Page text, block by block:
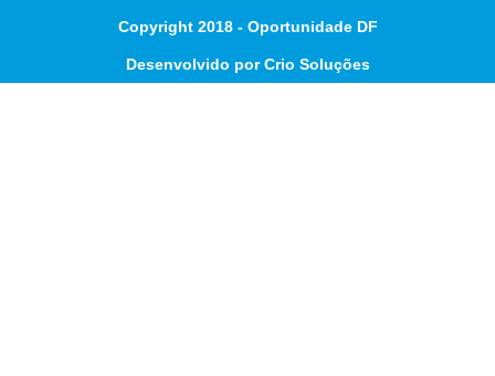
Copyright 2018 - Oportunidade DF
Desenvolvido por Crio Soluções